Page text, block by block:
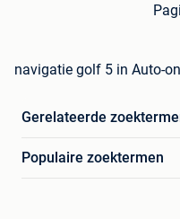
navigatie golf 5 in Auto-
Gerelateerde
Populaire zoektermen